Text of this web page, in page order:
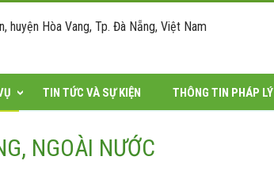
huyện Hòa Vang, Tp. Đà Nẵng, Việt Nam
TIN TỨC VÀ SỰ KIỆN THÔNG TIN PHÁP LÝ
NGOÀI NƯỚC